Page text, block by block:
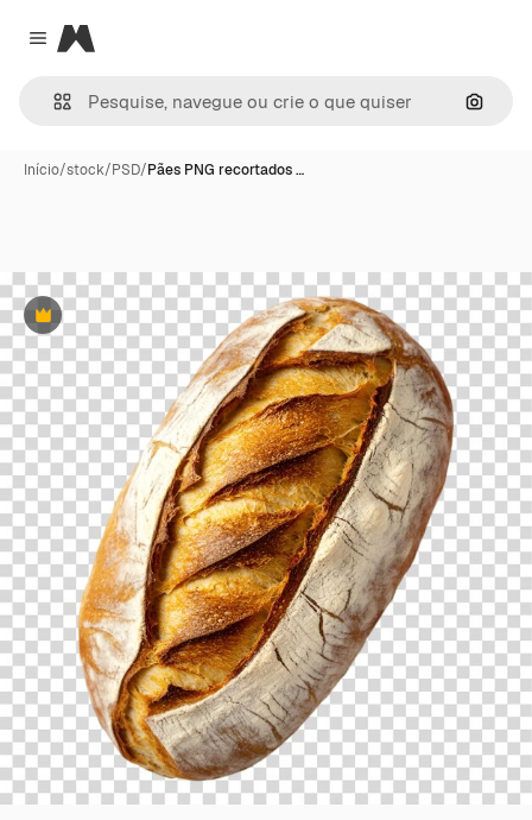
Close menu
Magnific
Início/stock/PSD/Pães PNG recortados …
Premium